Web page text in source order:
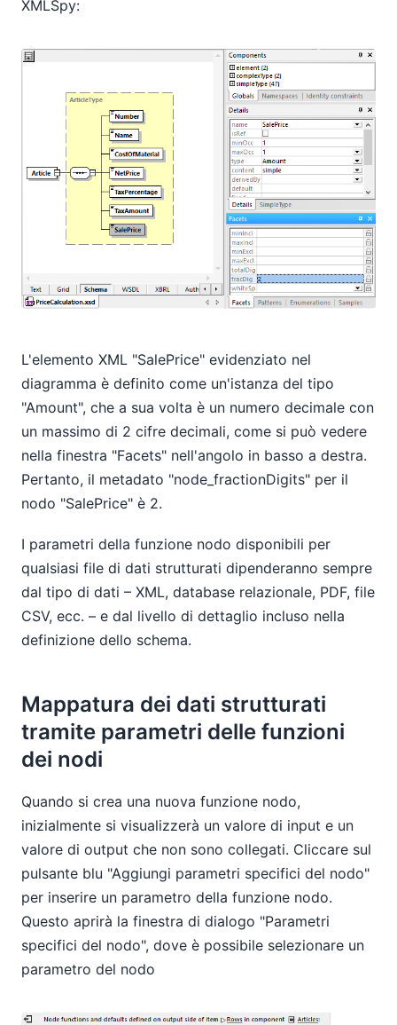
XMLSpy:
L'elemento XML "SalePrice" evidenziato nel
diagramma è definito come un'istanza del tipo
"Amount", che a sua volta è un numero decimale con
un massimo di 2 cifre decimali, come si può vedere
nella finestra "Facets" nell'angolo in basso a destra.
Pertanto, il metadato "node_fractionDigits" per il
nodo "SalePrice" è 2.
I parametri della funzione nodo disponibili per
qualsiasi file di dati strutturati dipenderanno sempre
dal tipo di dati – XML, database relazionale, PDF, file
CSV, ecc. – e dal livello di dettaglio incluso nella
definizione dello schema.
Mappatura dei dati strutturati
tramite parametri delle funzioni
dei nodi
Quando si crea una nuova funzione nodo,
inizialmente si visualizzerà un valore di input e un
valore di output che non sono collegati. Cliccare sul
pulsante blu "Aggiungi parametri specifici del nodo"
per inserire un parametro della funzione nodo.
Questo aprirà la finestra di dialogo "Parametri
specifici del nodo", dove è possibile selezionare un
parametro del nodo